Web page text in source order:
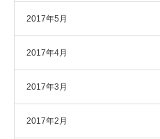
2017年5月
2017年4月
2017年3月
2017年2月